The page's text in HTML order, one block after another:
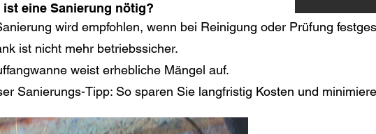
ist eine Sanierung nötig?
wird empfohlen, wenn bei Reinigung oder Prüfung
ist nicht mehr betriebssicher.
weist erhebliche Mängel auf.
Sanierungs-Tipp: So sparen Sie langfristig Kosten und